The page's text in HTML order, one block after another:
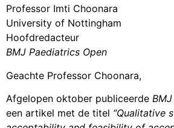
Professor Imti Choonara
University of Nottingham
Hoofdredacteur
BMJ Paediatrics Open
Geachte Professor Choonara,
Afgelopen oktober publiceerde
een artikel met de titel “Qualitative